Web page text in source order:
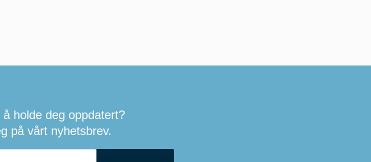
holde deg oppdatert?
på vårt nyhetsbrev.